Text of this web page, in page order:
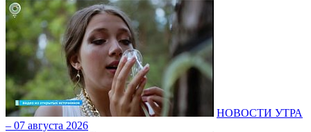
НОВОСТИ УТРА
– 07 августа 2026